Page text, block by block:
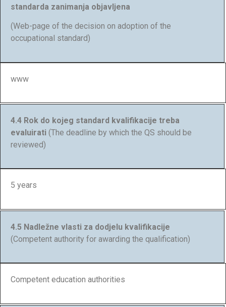
standarda zanimanja objavljena
(Web-page of the decision on adoption of the
occupational standard)
www
4.4 Rok do kojeg standard kvalifikacije treba
evaluirati (The deadline by which the QS should be
reviewed)
5 years
4.5 Nadležne vlasti za dodjelu kvalifikacije
(Competent authority for awarding the qualification)
Competent education authorities